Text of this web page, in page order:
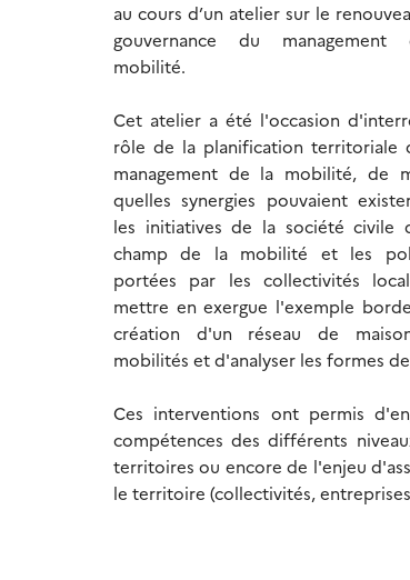
au cours d’un atelier sur le
gouvernance du
mobilité.
Cet atelier a été l'occasion
rôle de la planification territoriale
management de la mobilité, de
quelles synergies pouvaient
les initiatives de la société civile
champ de la mobilité et les
portées par les collectivités
mettre en exergue l'exemple
création d'un réseau de
mobilités et d'analyser les formes
Ces interventions ont permis
compétences des différents
territoires ou encore de l'enjeu
le territoire (collectivités,